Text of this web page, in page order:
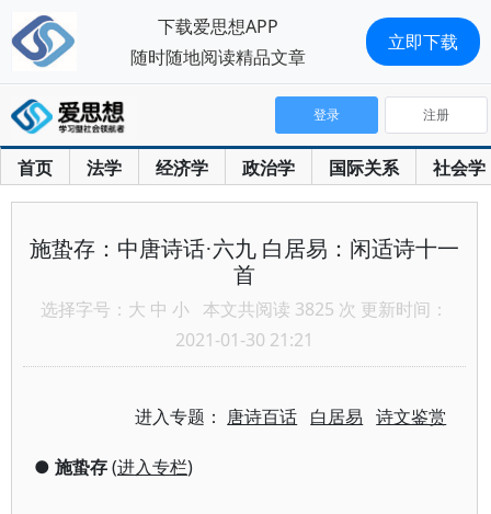
首页 法学 经济学 政治学 国际关系 社会学
登录 注册
施蛰存：中唐诗话·六九 白居易：闲适诗十一
首
选择字号： 大 中 小 本文共阅读 3825 次 更新时间：
2021-01-30 21:21
进入专题： 唐诗百话 白居易 诗文鉴赏
● 施蛰存(进入专栏)
下载爱思想APP
随时随地阅读精品文章
立即下载